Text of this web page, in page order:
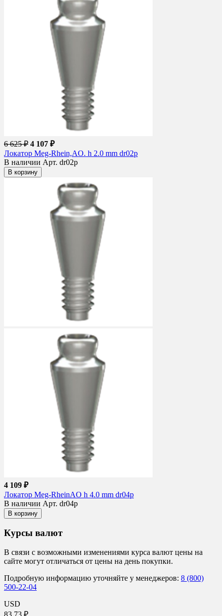
6 625 ₽ 4 107 ₽
Локатор Meg-Rhein,AO. h 2.0 mm dr02p
В наличии Арт. dr02p
В корзину
4 109 ₽
Локатор Meg-RheinAO h 4.0 mm dr04p
В наличии Арт. dr04p
В корзину
Курсы валют
В связи с возможными изменениями курса валют цены на
сайте могут отличаться от цены на день покупки.
Подробную информацию уточняйте у менеджеров: 8 (800)
500-22-04
USD
83.73 ₽